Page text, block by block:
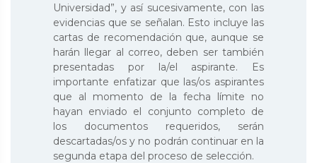
Universidad”, y así sucesivamente, con las
evidencias que se señalan. Esto incluye las
cartas de recomendación que, aunque se
harán llegar al correo, deben ser también
presentadas por la/el aspirante. Es
importante enfatizar que las/os aspirantes
que al momento de la fecha límite no
hayan enviado el conjunto completo de
los documentos requeridos, serán
descartadas/os y no podrán continuar en la
segunda etapa del proceso de selección.